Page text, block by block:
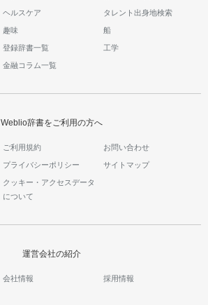
ヘルスケア タレント出身地検索
趣味 船
登録辞書一覧 工学
金融コラム一覧
Weblio辞書をご利用の方へ
ご利用規約 お問い合わせ
プライバシーポリシー サイトマップ
クッキー・アクセスデータ
について
運営会社の紹介
会社情報 採用情報